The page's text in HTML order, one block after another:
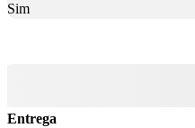
Sim
Entrega